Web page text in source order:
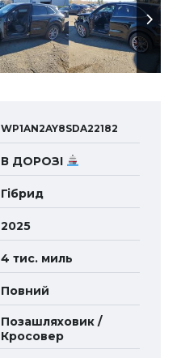
WP1AN2AY8SDA22182
В ДОРОЗІ
Гібрид
2025
4 тис. миль
Повний
Позашляховик /
Кросовер